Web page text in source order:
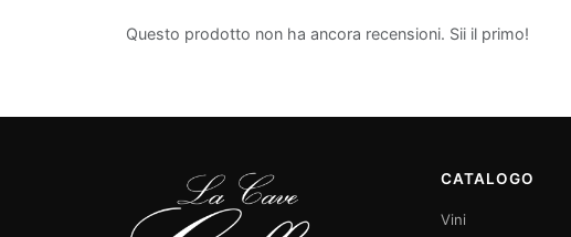
Questo prodotto non ha ancora recensioni. Sii il primo!
CATALOGO
Vini